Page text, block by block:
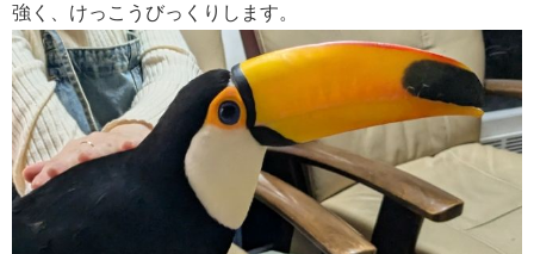
強く、けっこうびっくりします。